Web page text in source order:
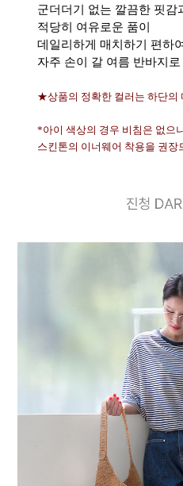
군더더기 없는 깔끔한 핏감
적당히 여유로운 품이
데일리하게 매치하기 편하여
자주 손이 갈 여름 반바지
★상품의 정확한 컬러는 하단의
*아이 색상의 경우 비침은 없으
스킨톤의 이너웨어 착용을 권장